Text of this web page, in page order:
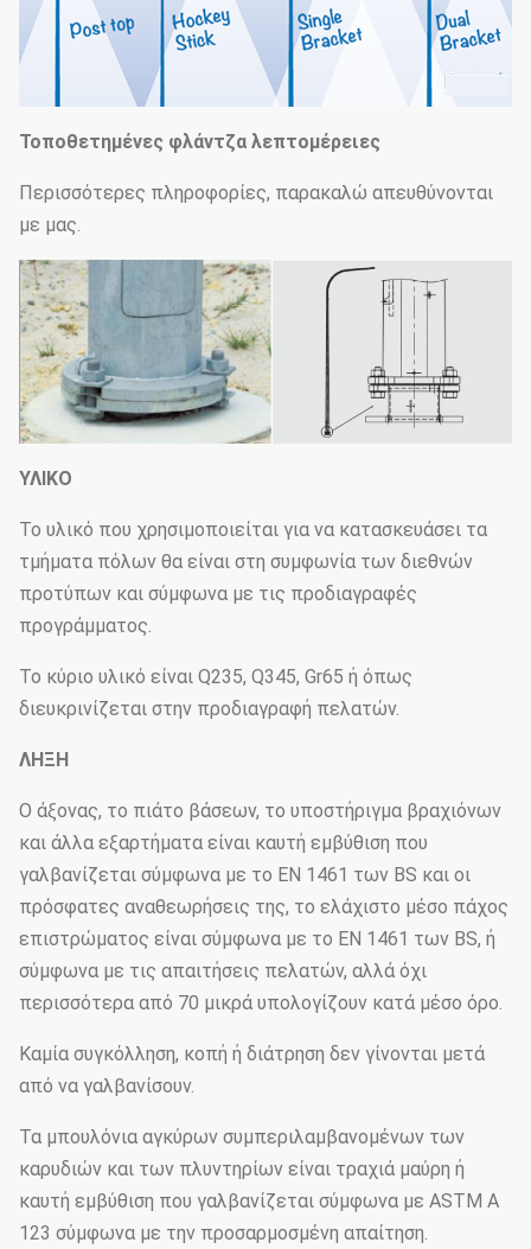
Τοποθετημένες φλάντζα λεπτομέρειες
Περισσότερες πληροφορίες, παρακαλώ απευθύνονται
με μας.
ΥΛΙΚΟ
Το υλικό που χρησιμοποιείται για να κατασκευάσει τα
τμήματα πόλων θα είναι στη συμφωνία των διεθνών
προτύπων και σύμφωνα με τις προδιαγραφές
προγράμματος.
Το κύριο υλικό είναι Q235, Q345, Gr65 ή όπως
διευκρινίζεται στην προδιαγραφή πελατών.
ΛΗΞΗ
Ο άξονας, το πιάτο βάσεων, το υποστήριγμα βραχιόνων
και άλλα εξαρτήματα είναι καυτή εμβύθιση που
γαλβανίζεται σύμφωνα με το EN 1461 των BS και οι
πρόσφατες αναθεωρήσεις της, το ελάχιστο μέσο πάχος
επιστρώματος είναι σύμφωνα με το EN 1461 των BS, ή
σύμφωνα με τις απαιτήσεις πελατών, αλλά όχι
περισσότερα από 70 μικρά υπολογίζουν κατά μέσο όρο.
Καμία συγκόλληση, κοπή ή διάτρηση δεν γίνονται μετά
από να γαλβανίσουν.
Τα μπουλόνια αγκύρων συμπεριλαμβανομένων των
καρυδιών και των πλυντηρίων είναι τραχιά μαύρη ή
καυτή εμβύθιση που γαλβανίζεται σύμφωνα με ASTM Α
123 σύμφωνα με την προσαρμοσμένη απαίτηση.